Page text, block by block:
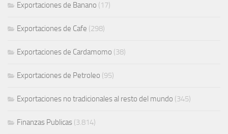
Exportaciones de Banano (17)
Exportaciones de Cafe (298)
Exportaciones de Cardamomo (38)
Exportaciones de Petroleo (95)
Exportaciones no tradicionales al resto del mundo (345)
Finanzas Publicas (3.814)